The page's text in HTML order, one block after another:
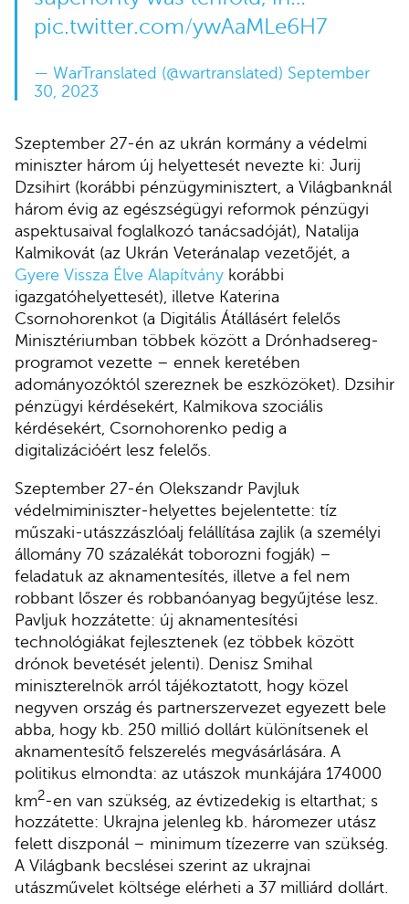
pic.twitter.com/ywAaMLe6H7
— WarTranslated (@wartranslated) September
30, 2023
Szeptember 27-én az ukrán kormány a védelmi
miniszter három új helyettesét nevezte ki: Jurij
Dzsihirt (korábbi pénzügyminisztert, a Világbanknál
három évig az egészségügyi reformok pénzügyi
aspektusaival foglalkozó tanácsadóját), Natalija
Kalmikovát (az Ukrán Veteránalap vezetőjét, a
Gyere Vissza Élve Alapítvány korábbi
igazgatóhelyettesét), illetve Katerina
Csornohorenkot (a Digitális Átállásért felelős
Minisztériumban többek között a Drónhadsereg-
programot vezette – ennek keretében
adományozóktól szereznek be eszközöket). Dzsihir
pénzügyi kérdésekért, Kalmikova szociális
kérdésekért, Csornohorenko pedig a
digitalizációért lesz felelős.
Szeptember 27-én Olekszandr Pavjluk
védelmiminiszter-helyettes bejelentette: tíz
műszaki-utászzászlóalj felállítása zajlik (a személyi
állomány 70 százalékát toborozni fogják) –
feladatuk az aknamentesítés, illetve a fel nem
robbant lőszer és robbanóanyag begyűjtése lesz.
Pavljuk hozzátette: új aknamentesítési
technológiákat fejlesztenek (ez többek között
drónok bevetését jelenti). Denisz Smihal
miniszterelnök arról tájékoztatott, hogy közel
negyven ország és partnerszervezet egyezett bele
abba, hogy kb. 250 millió dollárt különítsenek el
aknamentesítő felszerelés megvásárlására. A
politikus elmondta: az utászok munkájára 174000
km2-en van szükség, az évtizedekig is eltarthat; s
hozzátette: Ukrajna jelenleg kb. háromezer utász
felett diszponál – minimum tízezerre van szükség.
A Világbank becslései szerint az ukrajnai
utászművelet költsége elérheti a 37 milliárd dollárt.